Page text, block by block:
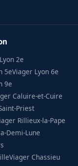
2e
5eViager Lyon 6e
9e
Caluire-et-Cuire
Priest
Rillieux-la-Pape
Demi-Lune
Viager Chassieu